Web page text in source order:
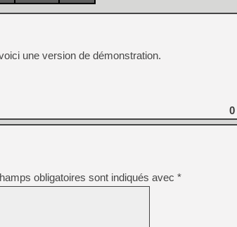
[GK] GTA 6 : Rockstar
[GK] Hot Wheels Infinite
[GK] Mémoire cash -
[GK] Résultats Nintendo :
[GK] Déjà des
[Mo5] Brickboy cherche à
[GK] Minecraft et ses «
[GK] Beast of
[GK] Ubisoft : fin de partie
[GK] Mémoire cash -
[GK] Dan Houser (GTA)
[GK] Comment EA Sports
[GK] Crimson Moon : un
[GK] Isle of Reveries : le
[GK] Moonlighter 2 : The
[GK] Capcom relance
une version de démonstration.
0
obligatoires sont indiqués avec *